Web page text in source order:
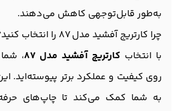
به‌طور قابل‌توجهی کاهش می‌دهند.
چرا کارتریج آفشید مدل 87 را انتخاب کنید؟
با انتخاب کارتریج آفشید مدل 87
،
روی کیفیت و عملکرد برتر پیوسته‌اید.
به شما کمک می‌کند تا چاپ‌های